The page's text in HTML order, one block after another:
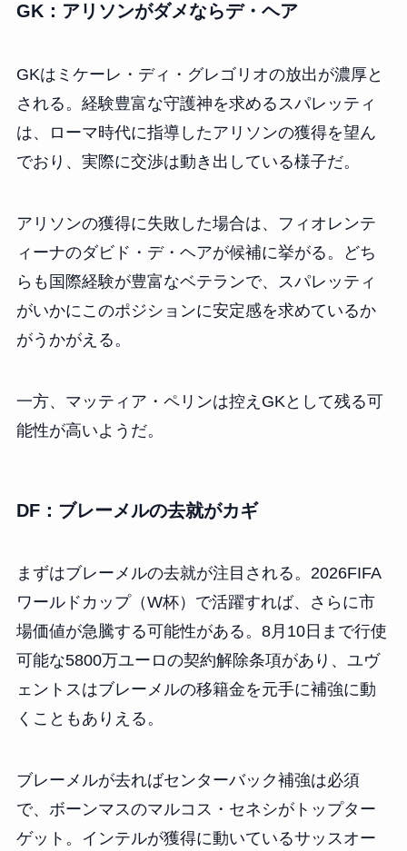
GK：アリソンがダメならデ・ヘア
GKはミケーレ・ディ・グレゴリオの放出が濃厚と
される。経験豊富な守護神を求めるスパレッティ
は、ローマ時代に指導したアリソンの獲得を望ん
でおり、実際に交渉は動き出している様子だ。
アリソンの獲得に失敗した場合は、フィオレンテ
ィーナのダビド・デ・ヘアが候補に挙がる。どち
らも国際経験が豊富なベテランで、スパレッティ
がいかにこのポジションに安定感を求めているか
がうかがえる。
一方、マッティア・ペリンは控えGKとして残る可
能性が高いようだ。
DF：ブレーメルの去就がカギ
まずはブレーメルの去就が注目される。2026FIFA
ワールドカップ（W杯）で活躍すれば、さらに市
場価値が急騰する可能性がある。8月10日まで行使
可能な5800万ユーロの契約解除条項があり、ユヴ
ェントスはブレーメルの移籍金を元手に補強に動
くこともありえる。
ブレーメルが去ればセンターバック補強は必須
で、ボーンマスのマルコス・セネシがトップター
ゲット。インテルが獲得に動いているサッスオー